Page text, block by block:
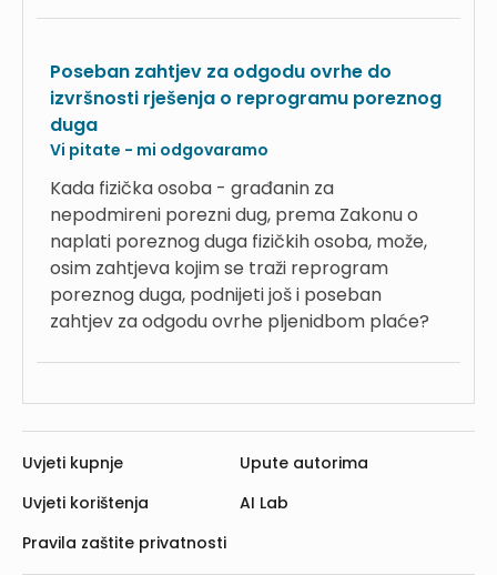
Poseban zahtjev za odgodu ovrhe do
izvršnosti rješenja o reprogramu poreznog
duga
Vi pitate - mi odgovaramo
Kada fizička osoba - građanin za
nepodmireni porezni dug, prema Zakonu o
naplati poreznog duga fizičkih osoba, može,
osim zahtjeva kojim se traži reprogram
poreznog duga, podnijeti još i poseban
zahtjev za odgodu ovrhe pljenidbom plaće?
Uvjeti kupnje
Uvjeti korištenja
Pravila zaštite privatnosti
Upute autorima
AI Lab